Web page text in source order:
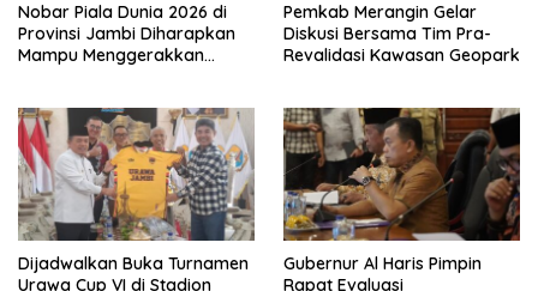
Nobar Piala Dunia 2026 di
Provinsi Jambi Diharapkan
Mampu Menggerakkan
Pemkab Merangin Gelar
Diskusi Bersama Tim Pra-
Revalidasi Kawasan Geopark
Dijadwalkan Buka Turnamen
Urawa Cup VI di Stadion
Gubernur Al Haris Pimpin
Rapat Evaluasi